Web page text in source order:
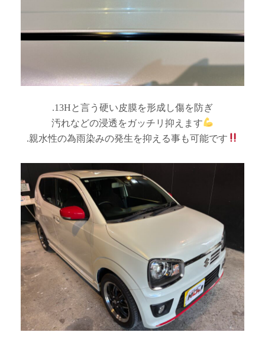
.13Hと言う硬い皮膜を形成し傷を防ぎ
汚れなどの浸透をガッチリ抑えます
.親水性の為雨染みの発生を抑える事も可能です